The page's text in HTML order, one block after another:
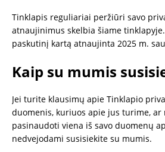
Tinklapis reguliariai peržiūri savo
atnaujinimus skelbia šiame
paskutinį kartą atnaujinta 2025 m.
Kaip su mumis
Jei turite klausimų apie Tinklapio
duomenis, kuriuos apie jus turime, ar
pasinaudoti viena iš savo duomenų
nedvejodami susisiekite su mumis.